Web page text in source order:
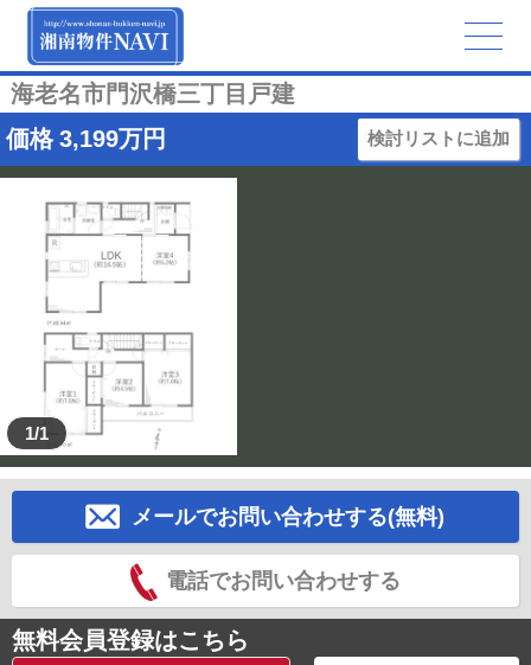
海老名市門沢橋三丁目戸建
価格 3,199万円 検討リストに追加
1/1
メールでお問い合わせする(無料)
電話でお問い合わせする
無料会員登録はこちら